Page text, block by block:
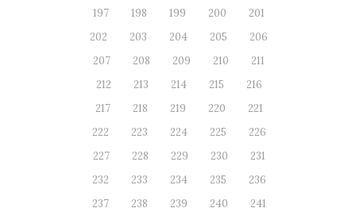
197
198 199 200
201
202
203 204 205
206
207
208 209 210
211
212
213 214 215
216
217
218 219 220
221
222
223 224 225
226
227
228 229 230
231
232
233 234 235
236
237
238 239 240
241